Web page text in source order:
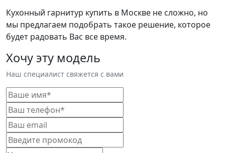
Кухонный гарнитур купить в Москве не сложно, но
мы предлагаем подобрать такое решение, которое
будет радовать Вас все время.
Хочу эту модель
Наш специалист свяжется с вами